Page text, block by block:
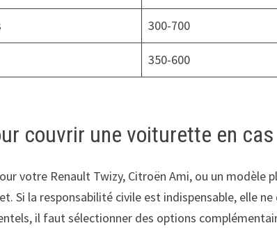
300-700
350-600
couvrir une voiturette en cas
votre Renault Twizy, Citroën Ami, ou un modèle
Si la responsabilité civile est indispensable, elle
il faut sélectionner des options